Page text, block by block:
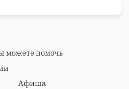
можете помочь
Афиша